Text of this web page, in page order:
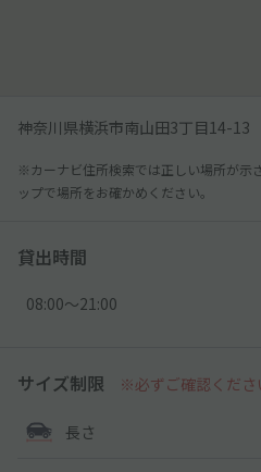
神奈川県横浜市南山田3丁目14-13
※カーナビ住所検索では正しい場所が示
ップで場所をお確かめください。
貸出時間
08:00〜21:00
サイズ制限 ※必ずご確認くださ
長さ